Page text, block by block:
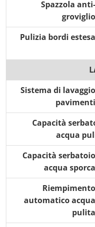
Spazzola anti-
groviglio
Pulizia bordi estesa
Sistema di lavaggio
pavimenti
Capacità
acqua
Capacità serbatoio
acqua sporca
Riempimento
automatico acqua
pulita